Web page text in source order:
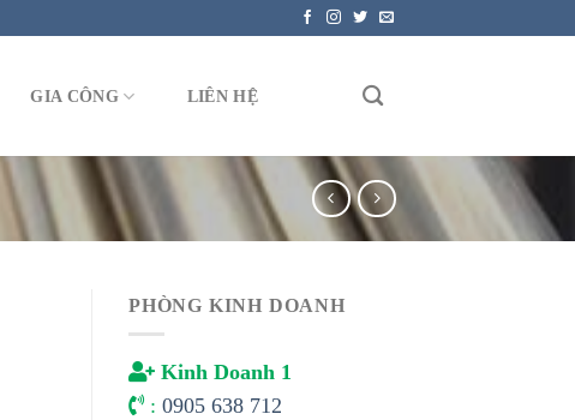
GIA CÔNG LIÊN HỆ
PHÒNG KINH DOANH
Kinh Doanh 1
: 0905 638 712